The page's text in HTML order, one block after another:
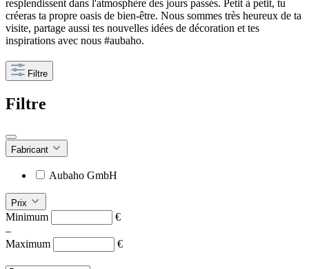
resplendissent dans l'atmosphère des jours passés. Petit à petit, tu
créeras ta propre oasis de bien-être. Nous sommes très heureux de ta
visite, partage aussi tes nouvelles idées de décoration et tes
inspirations avec nous #aubaho.
Filtre
Filtre
Fabricant
Aubaho GmbH
Prix
Minimum
€
–
Maximum
€